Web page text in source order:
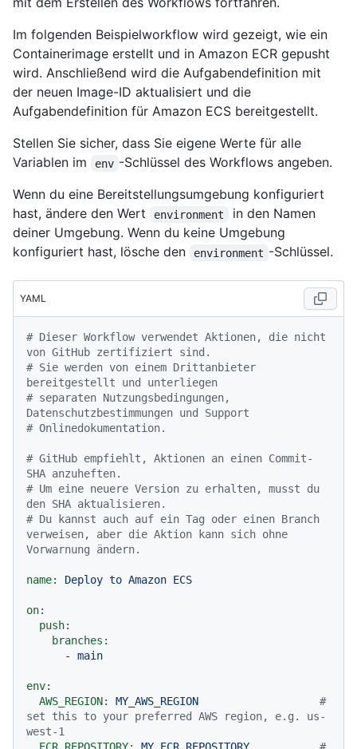
Im folgenden Beispielworkflow wird gezeigt, wie ein
Containerimage erstellt und in Amazon ECR gepusht
wird. Anschließend wird die Aufgabendefinition mit
der neuen Image-ID aktualisiert und die
Aufgabendefinition für Amazon ECS bereitgestellt.
Stellen Sie sicher, dass Sie eigene Werte für alle
Variablen im
env -Schlüssel des Workflows angeben.
Wenn du eine Bereitstellungsumgebung konfiguriert
hast, ändere den Wert
environment
in den Namen
deiner Umgebung. Wenn du keine Umgebung
konfiguriert hast, lösche den
environment -Schlüssel.
YAML
# Dieser Workflow verwendet Aktionen, die nicht
von GitHub zertifiziert sind.
# Sie werden von einem Drittanbieter
bereitgestellt und unterliegen
# separaten Nutzungsbedingungen,
Datenschutzbestimmungen und Support
# Onlinedokumentation.
# GitHub empfiehlt, Aktionen an einen Commit-
SHA anzuheften.
# Um eine neuere Version zu erhalten, musst du
den SHA aktualisieren.
# Du kannst auch auf ein Tag oder einen Branch
verweisen, aber die Aktion kann sich ohne
Vorwarnung ändern.
name: Deploy to Amazon ECS
on:
push:
branches:
-
main
env:
AWS_REGION:
MY_AWS_REGION
#
set this to your preferred AWS region, e.g. us-
west-1